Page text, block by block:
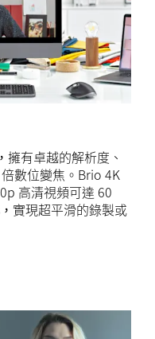
有卓越的解析度、
數位變焦。Brio 4K
高清視頻可達 60
實現超平滑的錄製或